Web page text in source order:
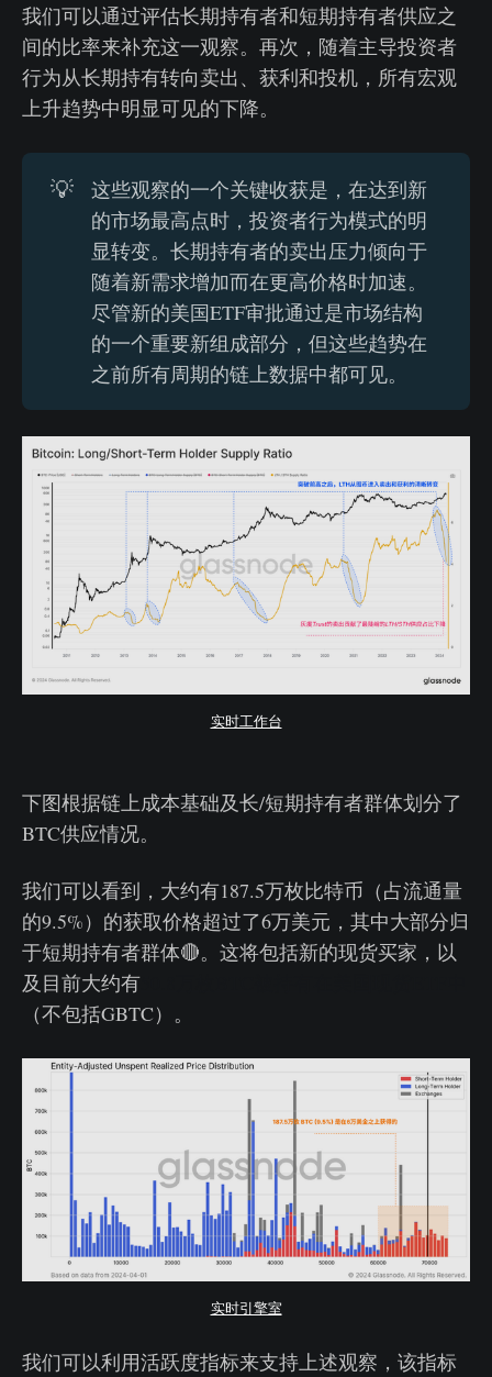
我们可以通过评估长期持有者和短期持有者供应之
间的比率来补充这一观察。再次，随着主导投资者
行为从长期持有转向卖出、获利和投机，所有宏观
上升趋势中明显可见的下降。
💡
这些观察的一个关键收获是，在达到新
的市场最高点时，投资者行为模式的明
显转变。长期持有者的卖出压力倾向于
随着新需求增加而在更高价格时加速。
尽管新的美国ETF审批通过是市场结构
的一个重要新组成部分，但这些趋势在
之前所有周期的链上数据中都可见。
实时工作台
下图根据链上成本基础及长/短期持有者群体划分了
BTC供应情况。
我们可以看到，大约有187.5万枚比特币（占流通量
的9.5%）的获取价格超过了6万美元，其中大部分归
于短期持有者群体🔴。这将包括新的现货买家，以
及目前大约有
（不包括GBTC）。
实时引擎室
我们可以利用活跃度指标来支持上述观察，该指标